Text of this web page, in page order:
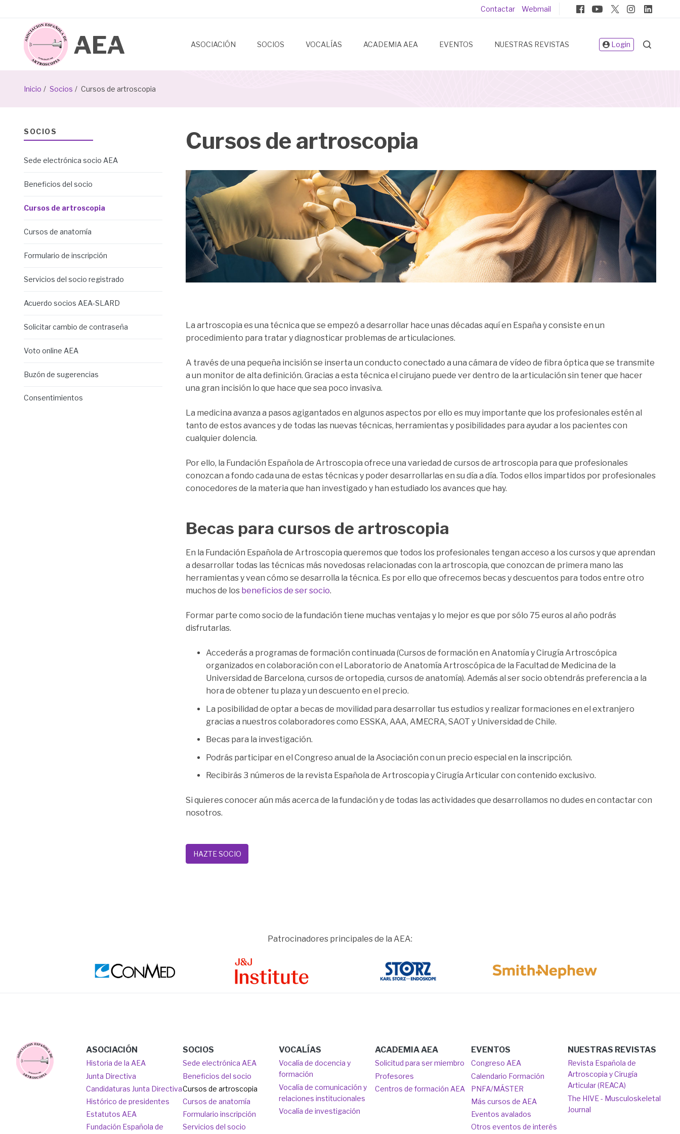
contenido
principal
Pie
Contactar Webmail
ASOCIACIÓN SOCIOS VOCALÍAS ACADEMIA AEA EVENTOS NUESTRAS REVISTAS Login
Sobrescribir
de
a
la
navegación
Inicio Socios Cursos de artroscopia
SOCIOS
Sede electrónica socio AEA
Beneficios del socio
Cursos de artroscopia
Cursos de anatomía
Formulario de inscripción
Servicios del socio registrado
Acuerdo socios AEA-SLARD
Solicitar cambio de contraseña
Voto online AEA
Buzón de sugerencias
Consentimientos
Cursos de artroscopia
La artroscopia es una técnica que se empezó a desarrollar hace unas décadas aquí en España y consiste en un
procedimiento para tratar y diagnosticar problemas de articulaciones.
A través de una pequeña incisión se inserta un conducto conectado a una cámara de vídeo de fibra óptica que se transmite
a un monitor de alta definición. Gracias a esta técnica el cirujano puede ver dentro de la articulación sin tener que hacer
una gran incisión lo que hace que sea poco invasiva.
La medicina avanza a pasos agigantados en algunos aspectos por ello es muy importante que los profesionales estén al
tanto de estos avances y de todas las nuevas técnicas, herramientas y posibilidades para ayudar a los pacientes con
cualquier dolencia.
Por ello, la Fundación Española de Artroscopia ofrece una variedad de cursos de artroscopia para que profesionales
conozcan a fondo cada una de estas técnicas y poder desarrollarlas en su día a día. Todos ellos impartidos por profesionales
conocedores de la materia que han investigado y han estudiado los avances que hay.
Becas para cursos de artroscopia
En la Fundación Española de Artroscopia queremos que todos los profesionales tengan acceso a los cursos y que aprendan
a desarrollar todas las técnicas más novedosas relacionadas con la artroscopia, que conozcan de primera mano las
herramientas y vean cómo se desarrolla la técnica. Es por ello que ofrecemos becas y descuentos para todos entre otro
muchos de los beneficios de ser socio.
Formar parte como socio de la fundación tiene muchas ventajas y lo mejor es que por sólo 75 euros al año podrás
disfrutarlas.
Accederás a programas de formación continuada (Cursos de formación en Anatomía y Cirugía Artroscópica
organizados en colaboración con el Laboratorio de Anatomía Artroscópica de la Facultad de Medicina de la
Universidad de Barcelona, cursos de ortopedia, cursos de anatomía). Además al ser socio obtendrás preferencia a la
hora de obtener tu plaza y un descuento en el precio.
La posibilidad de optar a becas de movilidad para desarrollar tus estudios y realizar formaciones en el extranjero
gracias a nuestros colaboradores como ESSKA, AAA, AMECRA, SAOT y Universidad de Chile.
Becas para la investigación.
Podrás participar en el Congreso anual de la Asociación con un precio especial en la inscripción.
Recibirás 3 números de la revista Española de Artroscopia y Cirugía Articular con contenido exclusivo.
Si quieres conocer aún más acerca de la fundación y de todas las actividades que desarrollamos no dudes en contactar con
nosotros.
HAZTE SOCIO
Patrocinadores principales de la AEA:
Image Image Image
Image
Main
navigation
ASOCIACIÓN
Historia de la AEA
Junta Directiva
Candidaturas Junta Directiva
Histórico de presidentes
Estatutos AEA
Fundación Española de
SOCIOS
Sede electrónica AEA
Beneficios del socio
Cursos de artroscopia
Cursos de anatomía
Formulario inscripción
Servicios del socio
VOCALÍAS
Vocalía de docencia y
formación
Vocalía de comunicación y
relaciones institucionales
Vocalía de investigación
ACADEMIA AEA
Solicitud para ser miembro
Profesores
Centros de formación AEA
EVENTOS
Congreso AEA
Calendario Formación
PNFA/MÁSTER
Más cursos de AEA
Eventos avalados
Otros eventos de interés
NUESTRAS REVISTAS
Revista Española de
Artroscopia y Cirugía
Articular (REACA)
The HIVE - Musculoskeletal
Journal